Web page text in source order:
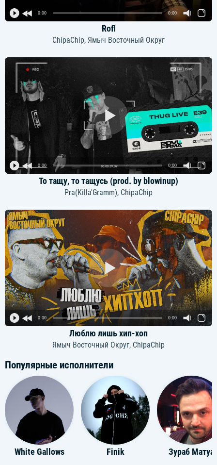
0:00 0:00
Rofl
ChipaChip, Ямыч Восточный Округ
0:00 0:00
То тащу, то тащусь (prod. by blowinup)
Pra(Killa'Gramm), ChipaChip
0:00 0:00
Люблю лишь хип-хоп
Ямыч Восточный Округ, ChipaChip
Популярные исполнители
White Gallows Finik Зураб Матуа